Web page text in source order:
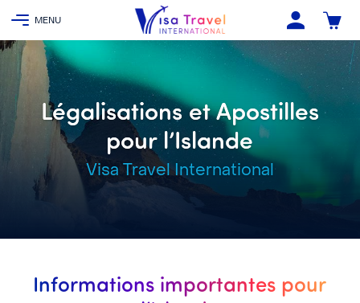
Légalisations et Apostilles
pour l’Islande
Visa Travel International
Informations importantes pour